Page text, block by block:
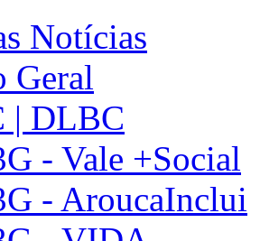
Notícias
Geral
| DLBC
- Vale +Social
- AroucaInclui